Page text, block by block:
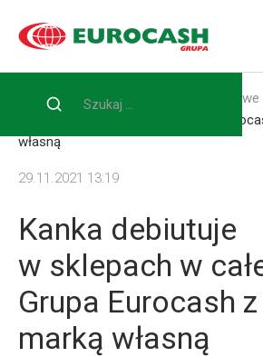
Home Media Informacje prasowe
w sklepach w całej Polsce. Grupa
własną
29.11.2021 13:19
Kanka debiutuje
w sklepach w
Grupa Eurocash
marką własną